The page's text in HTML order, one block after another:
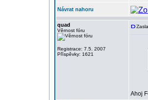
Návrat nahoru
quad
Věrnost fóru
Registrace: 7.5. 2007
Příspěvky: 1621
Ahoj